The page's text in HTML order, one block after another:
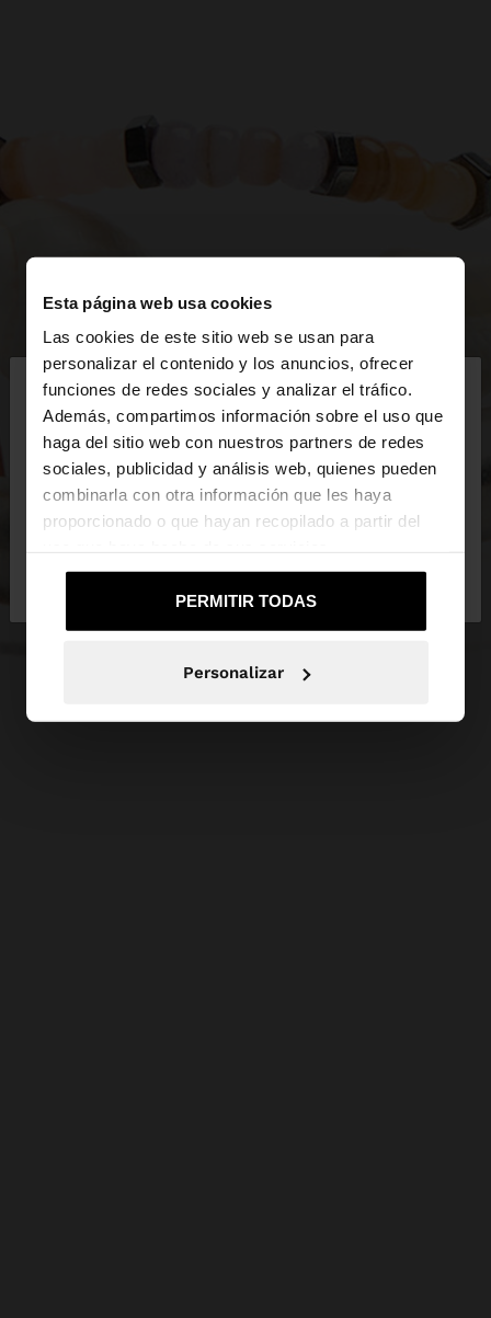
Esta página web usa cookies
Las cookies de este sitio web se usan para
personalizar el contenido y los anuncios, ofrecer
funciones de redes sociales y analizar el tráfico.
Además, compartimos información sobre el uso que
haga del sitio web con nuestros partners de redes
sociales, publicidad y análisis web, quienes pueden
combinarla con otra información que les haya
proporcionado o que hayan recopilado a partir del
PERMITIR TODAS
Personalizar
hola
Estás accediendo a la web de España. ¿Quieres ir a
la web de United States?